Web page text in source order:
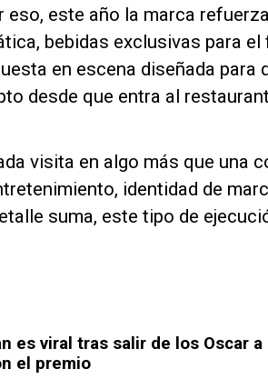
este año la marca
bebidas exclusivas para el
en escena diseñada para
desde que entra al
visita en algo más que una
identidad de
suma, este tipo de
es viral tras salir de los Oscar a
el premio